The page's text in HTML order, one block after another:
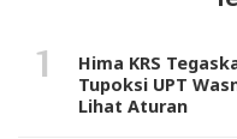
Hima KRS
Tupoksi UPT
Lihat Aturan